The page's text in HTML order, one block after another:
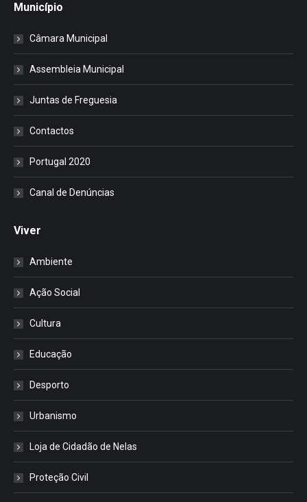
Município
Câmara Municipal
Assembleia Municipal
Juntas de Freguesia
Contactos
Portugal 2020
Canal de Denúncias
Viver
Ambiente
Ação Social
Cultura
Educação
Desporto
Urbanismo
Loja de Cidadão de Nelas
Proteção Civil